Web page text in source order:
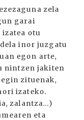
zela
garai
otu
inor juzgatu
egon arte,
nintzen jakiten
zituenak,
izateko.
zalantza...)
eta